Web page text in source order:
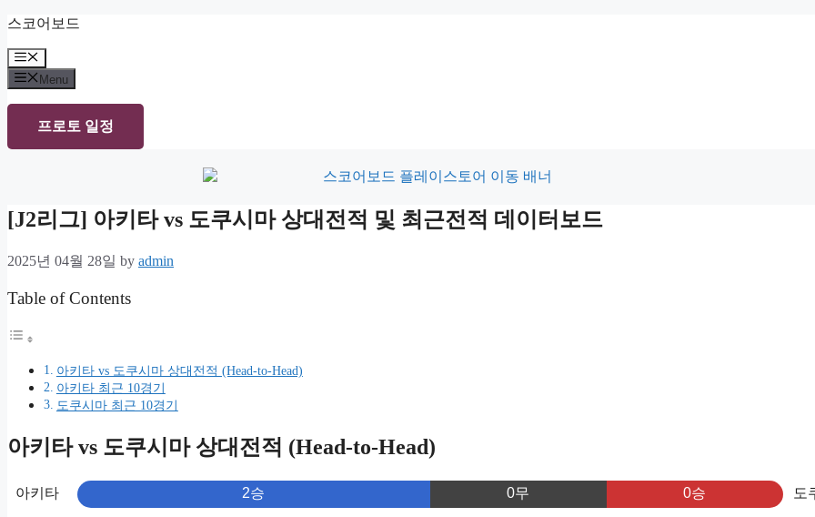
Skip
content
스코어보드
Menu
Menu
프로토 일정
[J2리그] 아키타 vs 도쿠시마 상대전적 및 최근전적 데이터보드
2025년 04월 28일 by admin
Table of Contents
아키타 vs 도쿠시마 상대전적 (Head-to-Head)
아키타 최근 10경기
도쿠시마 최근 10경기
아키타 vs 도쿠시마 상대전적 (Head-to-Head)
아키타 2승 0무 0승 도